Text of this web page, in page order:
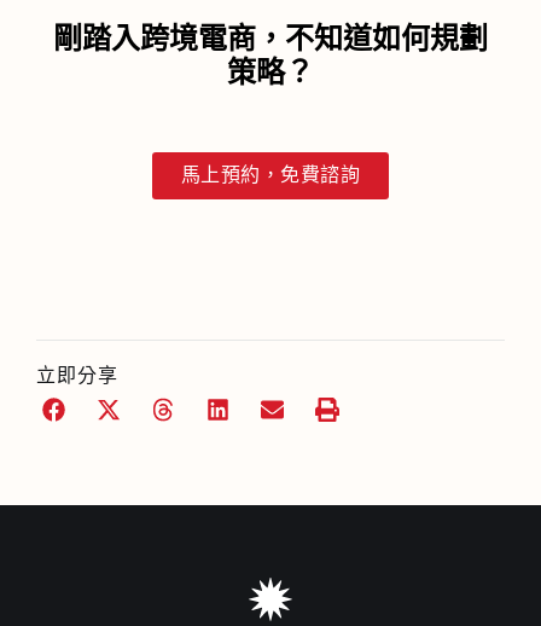
剛踏入跨境電商，不知道如何規劃
策略？
馬上預約，免費諮詢
立即分享